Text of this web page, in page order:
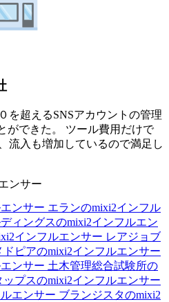
を超えるSNSアカウントの管理
ができた。 ツール費用だけで
流入も増加しているので満足し
ンサー
ンサー エランのmixi2インフル
ィングスのmixi2インフルエン
インフルエンサー レアジョブ
ドピアのmixi2インフルエンサー
ンサー 土木管理総合試験所の
ップスのmixi2インフルエンサー
エンサー ブランジスタのmixi2